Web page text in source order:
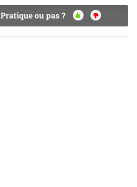
Pratique ou pas ?
OU
I
NO